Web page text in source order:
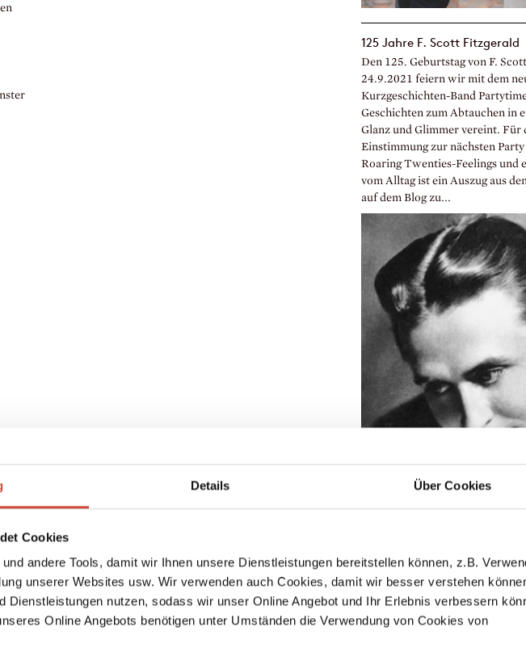
Details Über Cookies
Cookies
andere Tools, damit wir Ihnen unsere Dienstleistungen bereitstellen können, z.B.
unserer Websites usw. Wir verwenden auch Cookies, damit wir besser verstehen
Dienstleistungen nutzen, sodass wir unser Online Angebot und Ihr Erlebnis verbessern
Online Angebots benötigen unter Umständen die Verwendung von Cookies von
Landes
und offen zu sein
, aus dem Amerikanischen von Sophie Zeitz, ist am 25.7.2018
125 Jahre F. Scott Fitzgerald
Den 125. Geburtstag von F.
24.9.2021 feiern wir mit dem
Kurzgeschichten-Band
Geschichten zum Abtauchen in
Glanz und Glimmer vereint. Für
Einstimmung zur nächsten Party
Roaring Twenties-Feelings und
vom Alltag ist ein Auszug aus
auf dem Blog zu...
Den 125. Geburtstag von F.
24.9.2021 feiern wir mit dem
Kurzgeschichten-Band
Geschichten zum Abtauchen in